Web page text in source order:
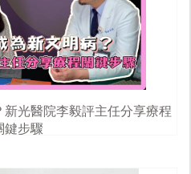
光醫院李毅評主任分享療程
鍵步驟